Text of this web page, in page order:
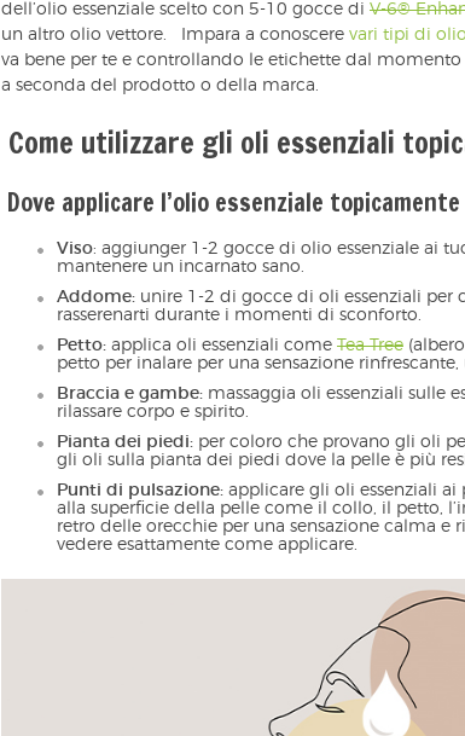
dell’olio essenziale scelto con 5-10 gocce di V-6®
un altro olio vettore. Impara a conoscere vari tipi di
va bene per te e controllando le etichette dal
a seconda del prodotto o della marca.
Come utilizzare gli oli essenziali
Dove applicare l’olio essenziale topicamente
Viso: aggiunger 1-2 gocce di olio essenziale ai
mantenere un incarnato sano.
Addome: unire 1-2 di gocce di oli essenziali per
rasserenarti durante i momenti di sconforto.
Petto: applica oli essenziali come Tea Tree
petto per inalare per una sensazione
Braccia e gambe: massaggia oli essenziali sulle
rilassare corpo e spirito.
Pianta dei piedi: per coloro che provano gli oli
gli oli sulla pianta dei piedi dove la pelle è più
Punti di pulsazione: applicare gli oli essenziali
alla superficie della pelle come il collo, il petto,
retro delle orecchie per una sensazione calma e
vedere esattamente come applicare.